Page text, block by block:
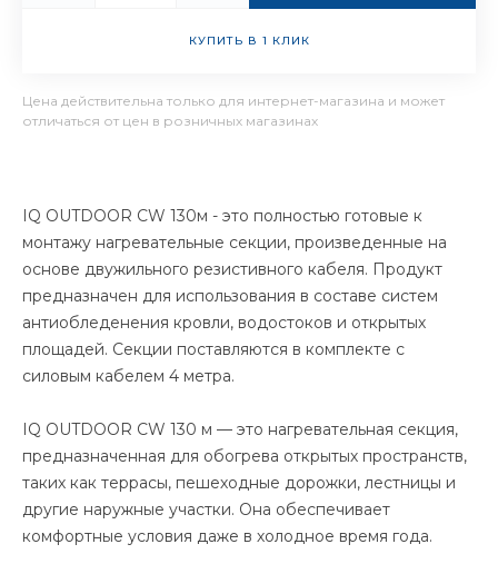
КУПИТЬ В 1 КЛИК
Цена действительна только для интернет-магазина и может
отличаться от цен в розничных магазинах
IQ OUTDOOR CW 130м - это полностью готовые к
монтажу нагревательные секции, произведенные на
основе двужильного резистивного кабеля. Продукт
предназначен для использования в составе систем
антиобледенения кровли, водостоков и открытых
площадей. Секции поставляются в комплекте с
силовым кабелем 4 метра.
IQ OUTDOOR CW 130 м — это нагревательная секция,
предназначенная для обогрева открытых пространств,
таких как террасы, пешеходные дорожки, лестницы и
другие наружные участки. Она обеспечивает
комфортные условия даже в холодное время года.